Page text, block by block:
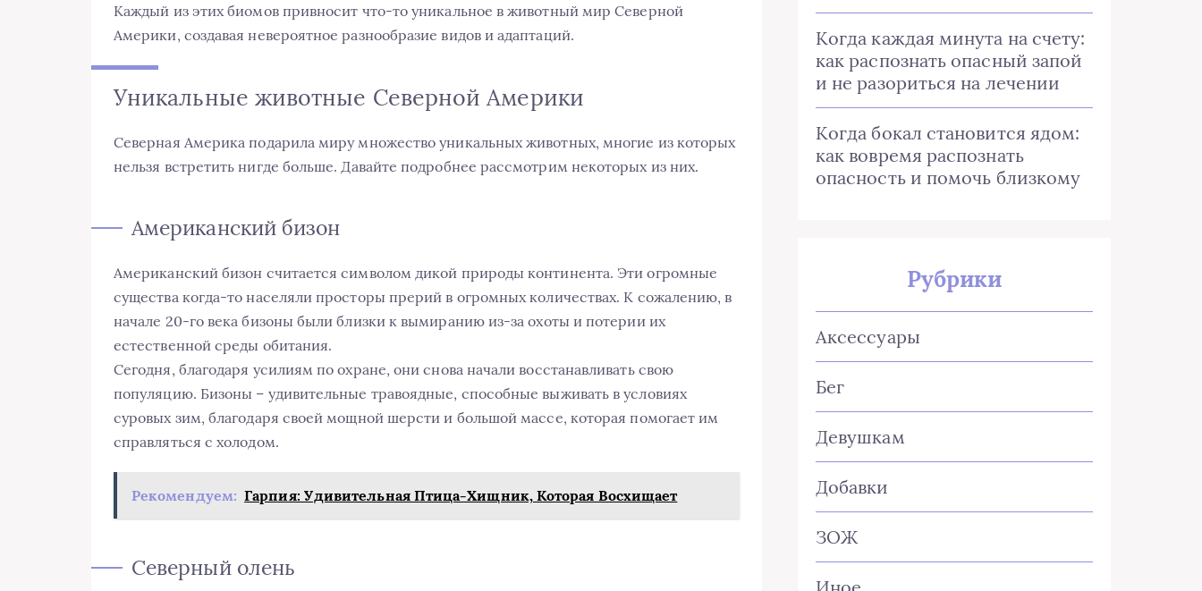
Каждый из этих биомов привносит что-то уникальное в животный мир Северной
Америки, создавая невероятное разнообразие видов и адаптаций.
Уникальные животные Северной Америки
Северная Америка подарила миру множество уникальных животных, многие из которых
нельзя встретить нигде больше. Давайте подробнее рассмотрим некоторых из них.
Американский бизон
Американский бизон считается символом дикой природы континента. Эти огромные
существа когда-то населяли просторы прерий в огромных количествах. К сожалению, в
начале 20-го века бизоны были близки к вымиранию из-за охоты и потерии их
естественной среды обитания.
Сегодня, благодаря усилиям по охране, они снова начали восстанавливать свою
популяцию. Бизоны – удивительные травоядные, способные выживать в условиях
суровых зим, благодаря своей мощной шерсти и большой массе, которая помогает им
справляться с холодом.
Рекомендуем: Гарпия: Удивительная Птица-Хищник, Которая Восхищает
Северный олень
Когда каждая минута на счету:
как распознать опасный запой
и не разориться на лечении
Когда бокал становится ядом:
как вовремя распознать
опасность и помочь близкому
Рубрики
Аксессуары
Бег
Девушкам
Добавки
ЗОЖ